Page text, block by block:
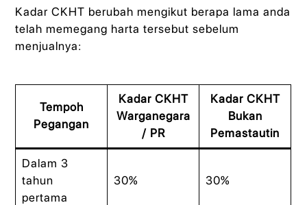
Kadar CKHT berubah mengikut berapa lama anda
telah memegang harta tersebut sebelum
menjualnya:
Tempoh
Pegangan
Kadar CKHT
Warganegara
/ PR
Kadar CKHT
Bukan
Pemastautin
Dalam 3
tahun
pertama
30% 30%